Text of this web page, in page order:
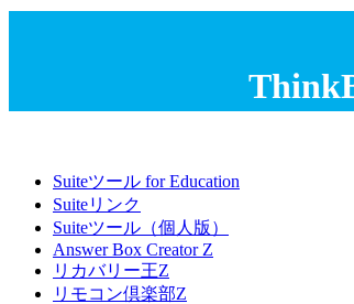
Suiteツール for Education
Suiteリンク
Suiteツール（個人版）
Answer Box Creator Z
リカバリー王Z
リモコン倶楽部Z